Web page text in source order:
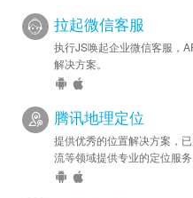
拉起微信客服
执行JS唤起企业微信客服，
解决方案。
腾讯地理定位
提供优秀的位置解决方案，
流等领域提供专业的定位服务